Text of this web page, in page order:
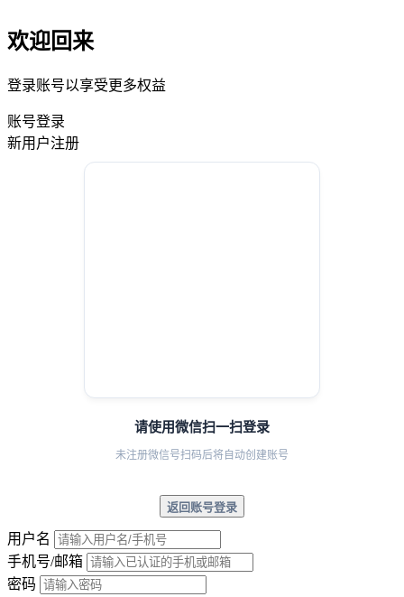
欢迎回来
登录账号以享受更多权益
账号登录
新用户注册
请使用微信扫一扫登录
未注册微信号扫码后将自动创建账号
返回账号登录
用户名
手机号/邮箱
密码